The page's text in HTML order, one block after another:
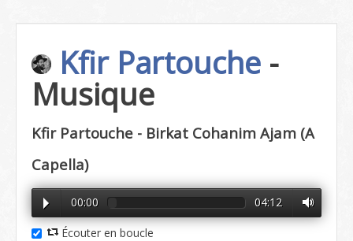
Kfir Partouche -
Musique
Kfir Partouche - Birkat Cohanim Ajam (A
Capella)
00:00 04:12
Écouter en boucle